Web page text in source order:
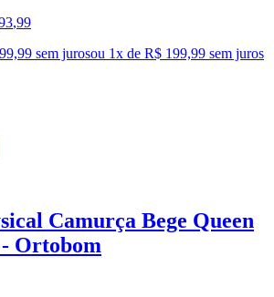
,99
sem jurosou 1x de R$ 199,99 sem juros
Camurça Bege Queen
- Ortobom